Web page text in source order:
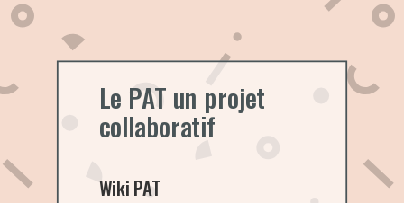
Le PAT un projet
collaboratif
Wiki PAT